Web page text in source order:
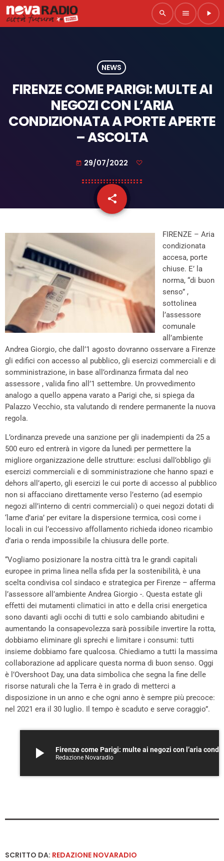
search menu play_arrow
NEWS
FIRENZE COME PARIGI: MULTE AI
NEGOZI CON L’ARIA
CONDIZIONATA A PORTE APERTE
– ASCOLTA
today 29/07/2022
share
email
FIRENZE – Aria
condizionata
accesa, porte
chiuse. E’ la
norma, “di buon
senso” ,
sottolinea
l’assessore
comunale
all’ambiente
Andrea Giorgio, che dall’1 agosto dovranno osservare a Firenze
gli edifici con accesso al pubblico, gli esercizi commerciali e di
somministrazione, in base all’ordinanza firmata dal neo
assessore , valida fino all’1 settembre. Un provvedimento
analogo a quello appena varato a Parigi che, si spiega da
Palazzo Vecchio, sta valutando di rendere permanente la nuova
regola.
L’ordinanza prevede una sanzione per gli inadempienti da 25 a
500 euro ed entrerà in vigore da lunedì per permettere la
migliore organizzazione delle strutture: esclusi dall’obbligo gli
esercizi commerciali e di somministrazione che hanno spazi e
dehors all’aperto, gli esercizi le cui porte di accesso al pubblico
non si affacciano direttamente verso l’esterno (ad esempio
negozi all’interno di centri commerciali) o quei negozi dotati di
‘lame d’aria’ per evitare la dispersione termica, così come i
locali in cui l’eccessivo affollamento richieda idoneo ricambio
d’aria o renda impossibile la chiusura delle porte.
“Vogliamo posizionare la nostra città tra le grandi capitali
europee in prima linea nella sfida per la sostenibilità, è una
scelta condivisa col sindaco e strategica per Firenze – afferma
l’assessore all’ambiente Andrea Giorgio -. Questa estate gli
effetti dei mutamenti climatici in atto e della crisi energetica
sono davanti agli occhi di tutti e solo cambiando abitudini e
aumentando la consapevolezza sarà possibile invertire la rotta,
dobbiamo eliminare gli sprechi e limitare i consumi: tutti
insieme dobbiamo fare qualcosa. Chiediamo a tutti la massima
collaborazione ad applicare questa norma di buon senso. Oggi
è l’Overshoot Day, una data simbolica che segna la fine delle
risorse naturali che la Terra è in grado di metterci a
disposizione in un anno e che ogni anno è sempre più precoce:
nel 2021 era il 30 luglio. Il tempo è scaduto e serve coraggio”.
play_arrow Redazione Novaradio
SCRITTO DA: REDAZIONE NOVARADIO